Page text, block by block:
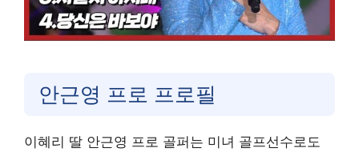
안근영 프로 프로필
이혜리 딸 안근영 프로 골퍼는 미녀 골프선수로도